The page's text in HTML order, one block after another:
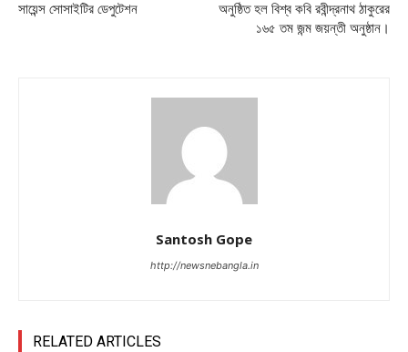
সায়েন্স সোসাইটির ডেপুটেশন
অনুষ্ঠিত হল বিশ্ব কবি রবীন্দ্রনাথ ঠাকুরের
১৬৫ তম জন্ম জয়ন্তী অনুষ্ঠান।
Santosh Gope
http://newsnebangla.in
RELATED ARTICLES